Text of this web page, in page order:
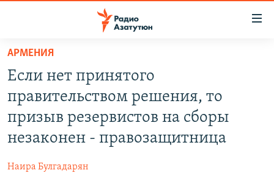
Перейти
основному
содержанию
Перейти
основной
Перейти
ПОЛИТИКА
РЕГИОН
АРМЕНИЯ
Если нет принятого
правительством решения, то
призыв резервистов на сборы
незаконен - правозащитница
Наира Булгадарян